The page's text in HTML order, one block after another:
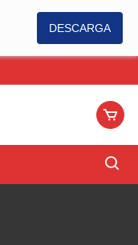
DESCARGA